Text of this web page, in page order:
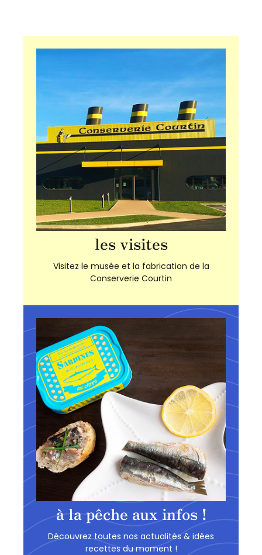
les visites
Visitez le musée et la fabrication de la
Conserverie Courtin
à la pêche aux infos !
Découvrez toutes nos actualités & idées
recettes du moment !